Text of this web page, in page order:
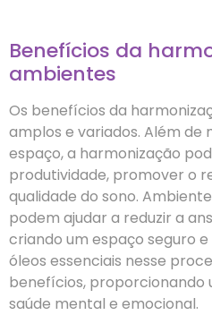
Benefícios da
ambientes
Os benefícios da
amplos e variados. Além
espaço, a harmonização
produtividade, promover o
qualidade do sono.
podem ajudar a reduzir a
criando um espaço seguro
óleos essenciais nesse
benefícios, proporcionando
saúde mental e emocional.